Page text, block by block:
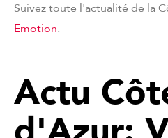
Suivez toute l'actualité de la
Emotion.
Actu